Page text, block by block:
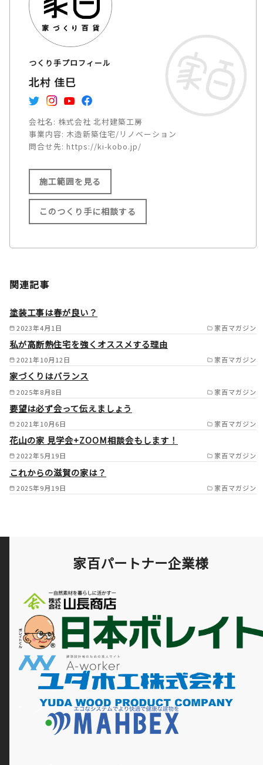
つくり手プロフィール
北村 佳巳
会社名: 株式会社 北村建築工房
事業内容: 木造新築住宅/リノベーション
問合せ先: https://ki-kobo.jp/
施工範囲を見る
施工範囲
浜市栄区/金沢区/磯子区/港南
区/戸塚区/中区/南区/泉区/保土
ヶ谷区（西区/旭区/緑区/神奈
川区/港北区の一部） /
このつくり手に相談する
関連記事
2023年4月1日 家百マガジン
塗装工事は春が良い？
2021年10月12日 家百マガジン
私が高断熱住宅を強くオススメする理由
2025年8月8日 家百マガジン
家づくりはバランス
2021年10月6日 家百マガジン
要望は必ず会って伝えましょう
2022年5月19日 家百マガジン
花山の家 見学会+ZOOM相談会もします！
2025年9月19日 家百マガジン
これからの滋賀の家は？
家百パートナー企業様